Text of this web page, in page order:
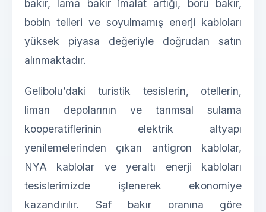
bakır, lama bakır imalat artığı, boru bakır,
bobin telleri ve soyulmamış enerji kabloları
yüksek piyasa değeriyle doğrudan satın
alınmaktadır.
Gelibolu’daki turistik tesislerin, otellerin,
liman depolarının ve tarımsal sulama
kooperatiflerinin elektrik altyapı
yenilemelerinden çıkan antigron kablolar,
NYA kablolar ve yeraltı enerji kabloları
tesislerimizde işlenerek ekonomiye
kazandırılır. Saf bakır oranına göre